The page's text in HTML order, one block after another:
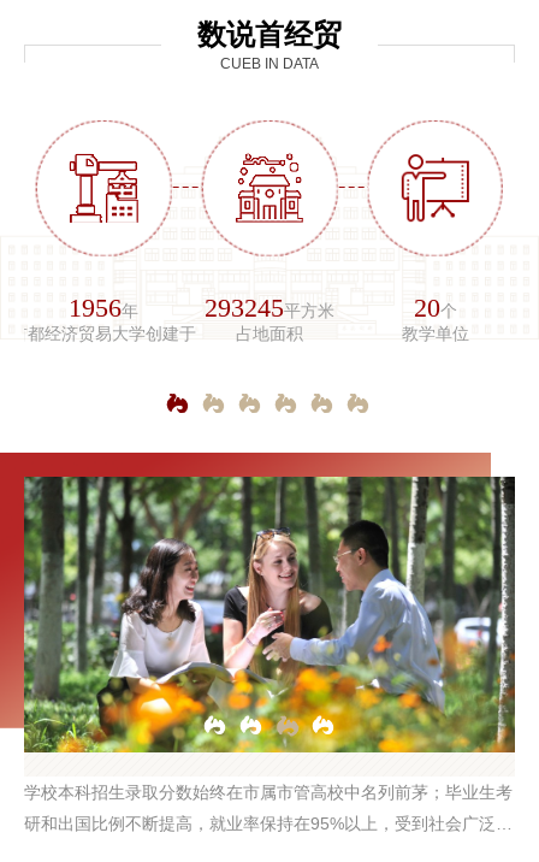
数说首经贸
CUEB IN DATA
24个
二级党组织
18403人
在籍学生
1494人
在编教职工
学校本科招生录取分数始终在市属市管高校中名列前茅；毕业生考
研和出国比例不断提高，就业率保持在95%以上，受到社会广泛认